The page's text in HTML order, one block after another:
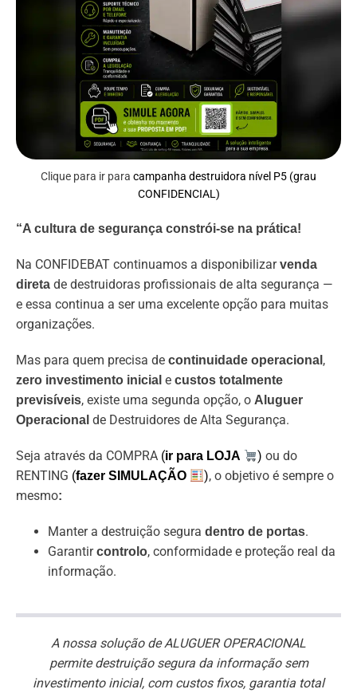
Clique para ir para campanha destruidora nível P5 (grau
CONFIDENCIAL)
“A cultura de segurança constrói-se na prática!
Na CONFIDEBAT continuamos a disponibilizarvenda
direta de destruidoras profissionais de alta segurança —
e essa continua a ser uma excelente opção para muitas
organizações.
Mas para quem precisa de continuidade operacional ,
zero investimento inicial e custos totalmente
previsíveis, existe uma segunda opção, o Aluguer
Operacional de Destruidores de Alta Segurança.
Seja através da COMPRA (ir para LOJA ) ou do
RENTING (fazer SIMULAÇÃO ), o objetivo é sempre o
mesmo:
Manter a destruição segura dentro de portas.
Garantircontrolo, conformidade e proteção real da
informação.
A nossa solução de ALUGUER OPERACIONAL
permite destruição segura da informação sem
investimento inicial, com custos fixos, garantia total